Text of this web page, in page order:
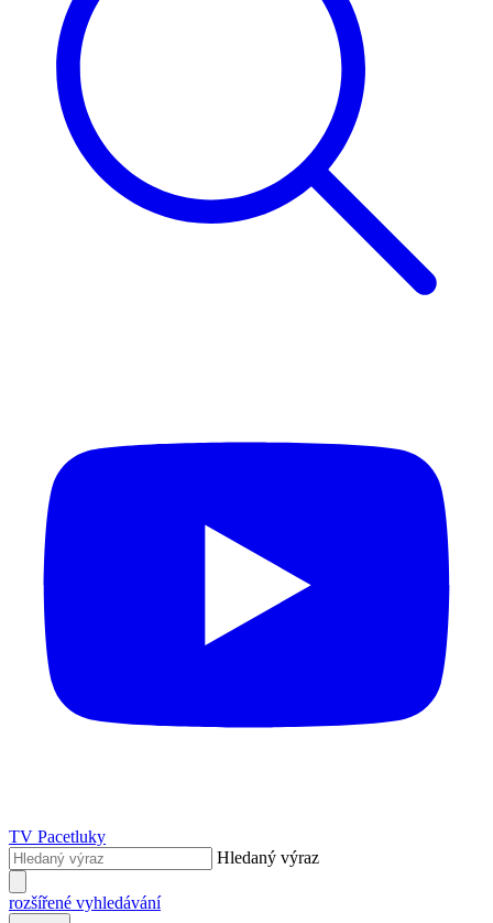
TV Pacetluky
Hledaný výraz
rozšířené vyhledávání